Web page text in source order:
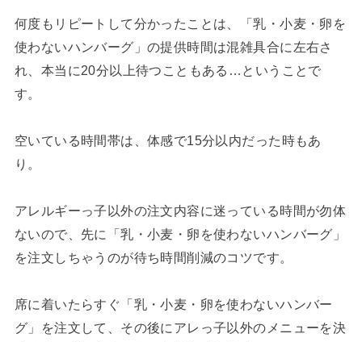
何度もリピートして分かったことは、「乳・小麦・卵を
使わないハンバーグ」の提供時間は混雑具合に左右さ
れ、本当に20分以上待つこともある…ということで
す。
空いている時間帯は、体感で15分以内だった時もあ
り。
アレルギーっ子以外の注文内容に迷っている時間が勿体
ないので、先に「乳・小麦・卵を使わないハンバーグ」
を注文しちゃうのが待ち時間削減のコツです。
席に着いたらすぐ「乳・小麦・卵を使わないハンバー
グ」を注文して、その後にアレっ子以外のメニューを決